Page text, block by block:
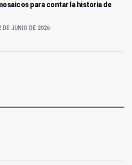
para contar la historia de
DE JUNIO DE 2026